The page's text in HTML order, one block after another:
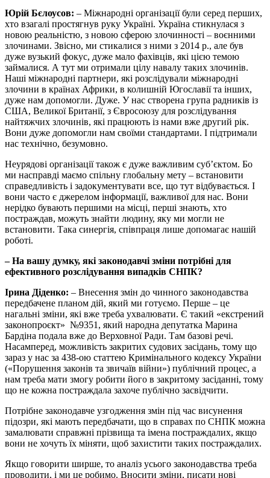
Юрій Бєлоусов: – Міжнародні організації були серед перших,
хто взагалі простягнув руку Україні. Україна стикнулася з
новою реальністю, з новою сферою злочинності – воєнними
злочинами. Звісно, ми стикалися з ними з 2014 р., але був
дуже вузький фокус, дуже мало фахівців, які цією темою
займалися. А тут ми отримали цілу навалу таких злочинів.
Наші міжнародні партнери, які розслідували міжнародні
злочини в країнах Африки, в колишній Югославії та інших,
дуже нам допомогли. Дуже. У нас створена група радників із
США, Великої Британії, з Євросоюзу для розслідування
найтяжчих злочинів, які працюють із нами вже другий рік.
Вони дуже допомогли нам своїми стандартами. І підтримали
нас технічно, безумовно.
Неурядові організації також є дуже важливим суб’єктом. Бо
ми насправді маємо спільну глобальну мету – встановити
справедливість і задокументувати все, що тут відбувається. І
вони часто є джерелом інформації, важливої для нас. Вони
нерідко бувають першими на місці, перші знають, хто
постраждав, можуть знайти людину, яку ми могли не
встановити. Така синергія, співпраця лише допомагає нашій
роботі.
– На вашу думку, які законодавчі зміни потрібні для
ефективного розслідування випадків СНПК?
Ірина Діденко: – Внесення змін до чинного законодавства
передбачене планом дій, який ми готуємо. Перше – це
нагальні зміни, які вже треба ухвалювати. Є такий «екстрений
законопроєкт» №9351, який народна депутатка Марина
Бардіна подала вже до Верховної Ради. Там базові речі.
Насамперед, можливість закритих судових засідань, тому що
зараз у нас за 438-ою статтею Кримінального кодексу України
(«Порушення законів та звичаїв війни») публічний процес, а
нам треба мати змогу робити його в закритому засіданні, тому
що не кожна постраждала захоче публічно засвідчити.
Потрібне законодавче узгодження змін під час висунення
підозри, які мають передбачати, що в справах по СНПК можна
замалювати справжні прізвища та імена постраждалих, якщо
вони не хочуть їх міняти, щоб захистити таких постраждалих.
Якщо говорити ширше, то аналіз усього законодавства треба
проводити, і ми це робимо. Вносити зміни, писати нові